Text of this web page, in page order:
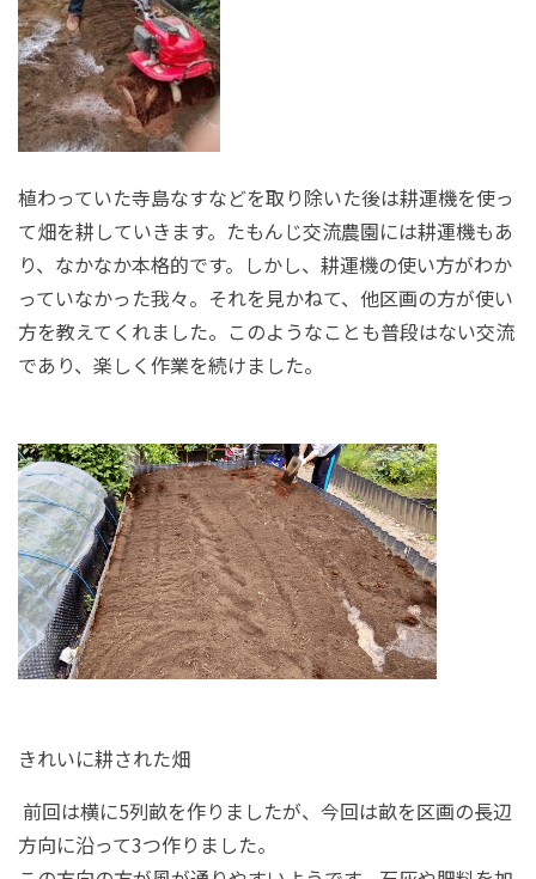
植わっていた寺島なすなどを取り除いた後は耕運機を使っ
て畑を耕していきます。たもんじ交流農園には耕運機もあ
り、なかなか本格的です。しかし、耕運機の使い方がわか
っていなかった我々。それを見かねて、他区画の方が使い
方を教えてくれました。このようなことも普段はない交流
であり、楽しく作業を続けました。
きれいに耕された畑
前回は横に5列畝を作りましたが、今回は畝を区画の長辺
方向に沿って3つ作りました。